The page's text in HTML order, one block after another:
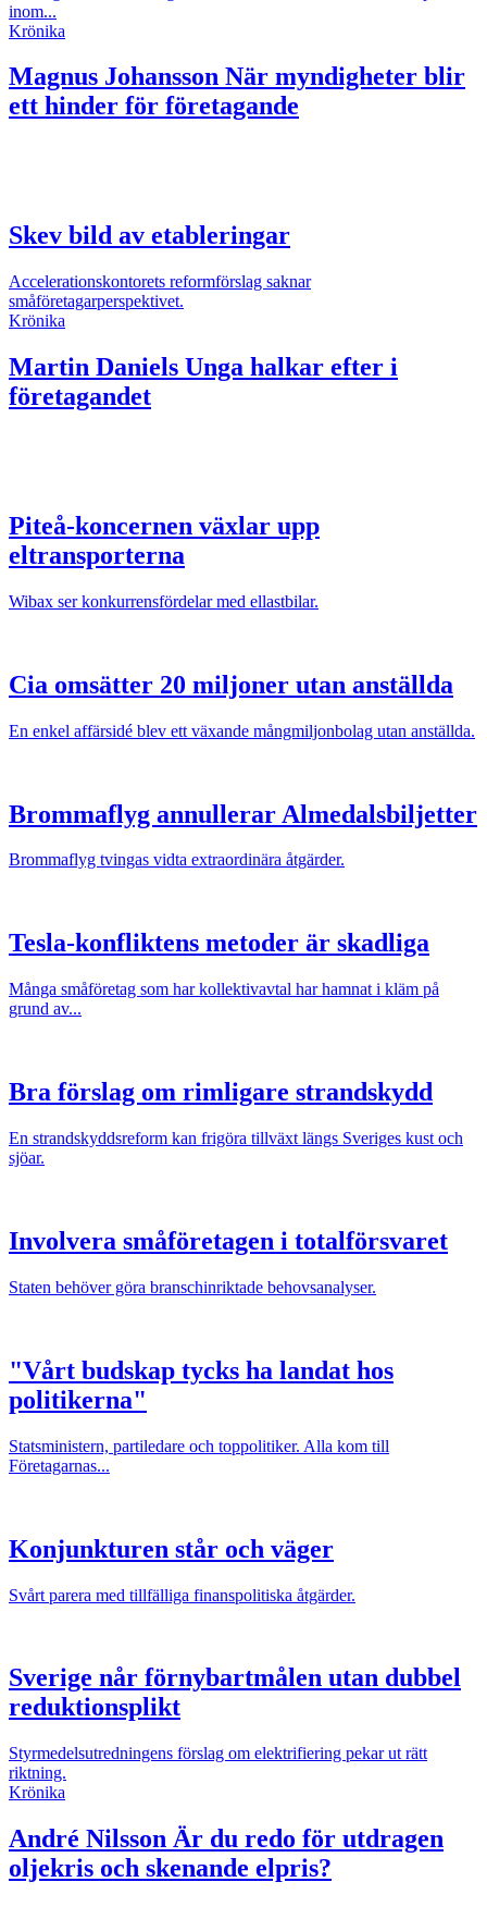
inom...
Krönika
Magnus Johansson När myndigheter blir
ett hinder för företagande
Skev bild av etableringar
Accelerationskontorets reformförslag saknar
småföretagarperspektivet.
Krönika
Martin Daniels Unga halkar efter i
företagandet
Piteå-koncernen växlar upp
eltransporterna
Wibax ser konkurrensfördelar med ellastbilar.
Cia omsätter 20 miljoner utan anställda
En enkel affärsidé blev ett växande mångmiljonbolag utan anställda.
Brommaflyg annullerar Almedalsbiljetter
Brommaflyg tvingas vidta extraordinära åtgärder.
Tesla-konfliktens metoder är skadliga
Många småföretag som har kollektivavtal har hamnat i kläm på
grund av...
Bra förslag om rimligare strandskydd
En strandskyddsreform kan frigöra tillväxt längs Sveriges kust och
sjöar.
Involvera småföretagen i totalförsvaret
Staten behöver göra branschinriktade behovsanalyser.
"Vårt budskap tycks ha landat hos
politikerna"
Statsministern, partiledare och toppolitiker. Alla kom till
Företagarnas...
Konjunkturen står och väger
Svårt parera med tillfälliga finanspolitiska åtgärder.
Sverige når förnybartmålen utan dubbel
reduktionsplikt
Styrmedelsutredningens förslag om elektrifiering pekar ut rätt
riktning.
Krönika
André Nilsson Är du redo för utdragen
oljekris och skenande elpris?